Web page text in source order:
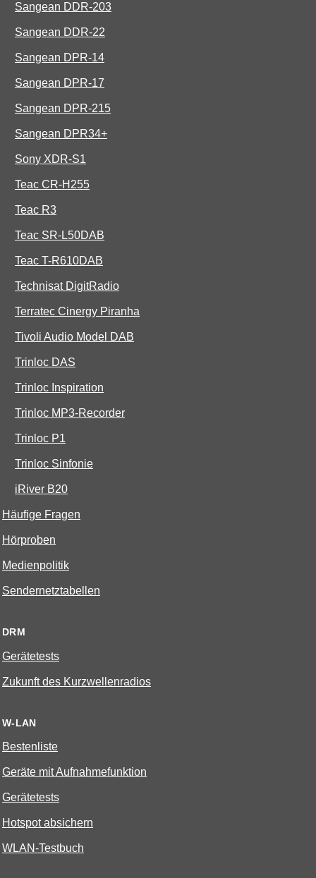
Sangean DDR-203
Sangean DDR-22
Sangean DPR-14
Sangean DPR-17
Sangean DPR-215
Sangean DPR34+
Sony XDR-S1
Teac CR-H255
Teac R3
Teac SR-L50DAB
Teac T-R610DAB
Technisat DigitRadio
Terratec Cinergy Piranha
Tivoli Audio Model DAB
Trinloc DAS
Trinloc Inspiration
Trinloc MP3-Recorder
Trinloc P1
Trinloc Sinfonie
iRiver B20
Häufige Fragen
Hörproben
Medienpolitik
Sendernetztabellen
DRM
Gerätetests
Zukunft des Kurzwellenradios
W-LAN
Bestenliste
Geräte mit Aufnahmefunktion
Gerätetests
Hotspot absichern
WLAN-Testbuch